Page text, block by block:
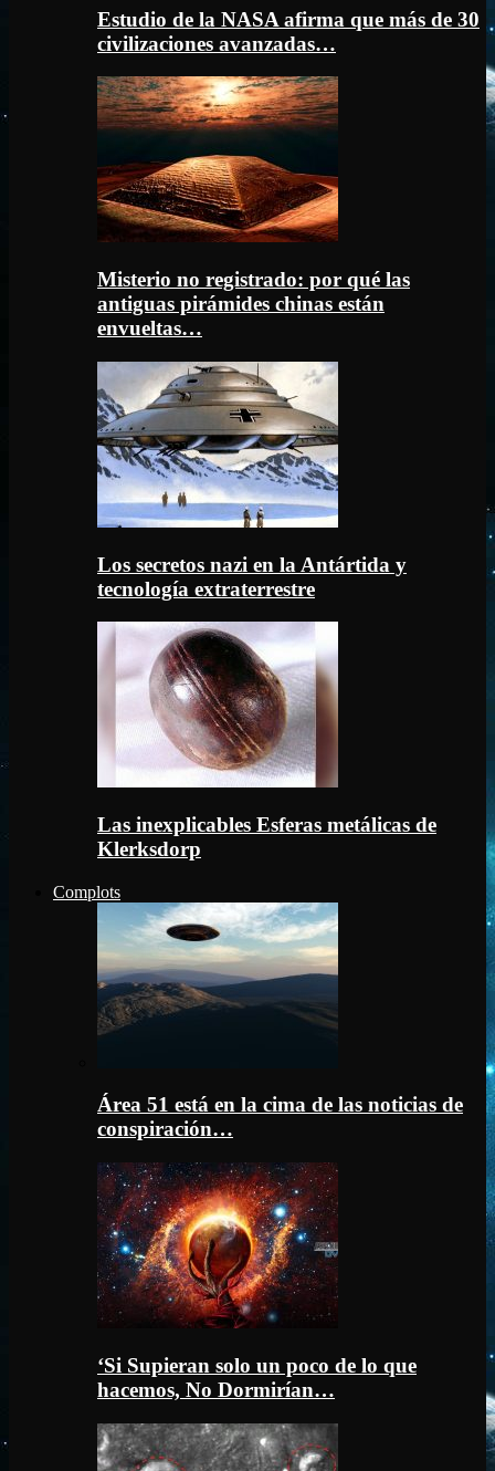
Estudio de la NASA afirma que más de 30
civilizaciones avanzadas…
Misterio no registrado: por qué las
antiguas pirámides chinas están
envueltas…
Los secretos nazi en la Antártida y
tecnología extraterrestre
Las inexplicables Esferas metálicas de
Klerksdorp
Complots
Área 51 está en la cima de las noticias de
conspiración…
‘Si Supieran solo un poco de lo que
hacemos, No Dormirían…